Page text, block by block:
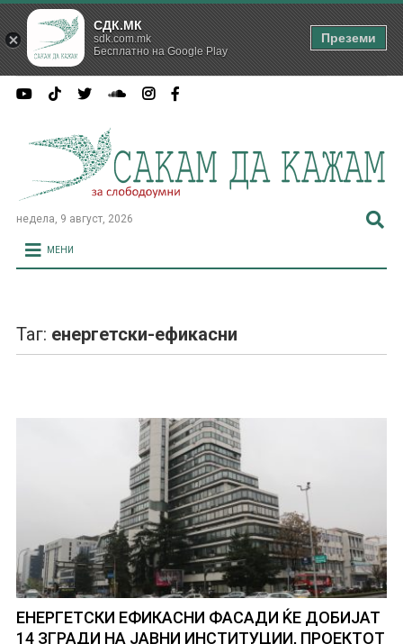
недела, 9 август, 2026
МЕНИ
Таг: енергетски-ефикасни
ЕНЕРГЕТСКИ ЕФИКАСНИ ФАСАДИ ЌЕ ДОБИЈАТ
14 ЗГРАДИ НА ЈАВНИ ИНСТИТУЦИИ, ПРОЕКТОТ
СДК.МК
sdk.com.mk
Бесплатно на Google Play
Преземи